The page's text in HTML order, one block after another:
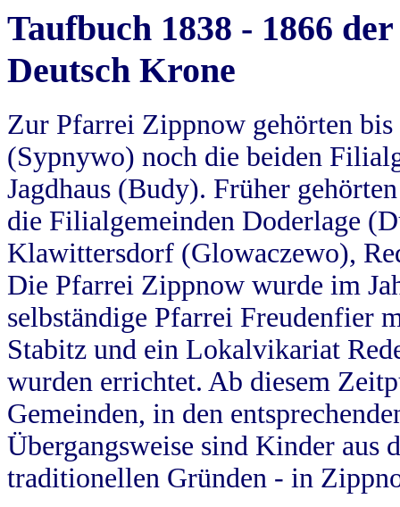
Taufbuch 1838 - 1866
Deutsch Krone
Zur Pfarrei Zippnow gehörten
(Sypnywo) noch die beiden
Jagdhaus (Budy). Früher
die Filialgemeinden Doderlage
Klawittersdorf (Glowaczewo),
Die Pfarrei Zippnow wurde im
selbständige Pfarrei Freudenfier
Stabitz und ein Lokalvikariat
wurden errichtet. Ab diesem
Gemeinden, in den
Übergangsweise sind Kinder aus
traditionellen Gründen - in